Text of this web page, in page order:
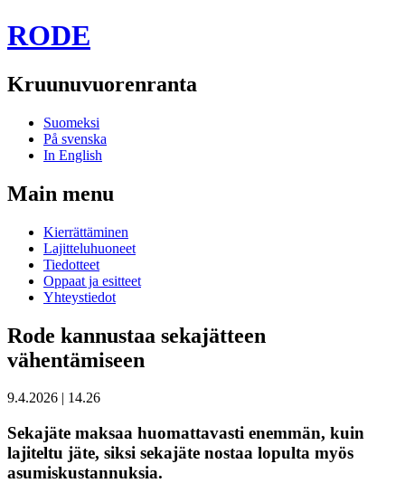
RODE
Kruunuvuorenranta
Suomeksi
På svenska
In English
Main menu
Skip
content
Kierrättäminen
Lajitteluhuoneet
Tiedotteet
Oppaat ja esitteet
Yhteystiedot
Rode kannustaa sekajätteen
vähentämiseen
9.4.2026 | 14.26
Sekajäte maksaa huomattavasti enemmän, kuin
lajiteltu jäte, siksi sekajäte nostaa lopulta myös
asumiskustannuksia.